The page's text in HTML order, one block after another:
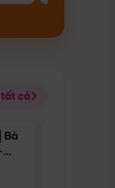
tất cả
bật
Bà